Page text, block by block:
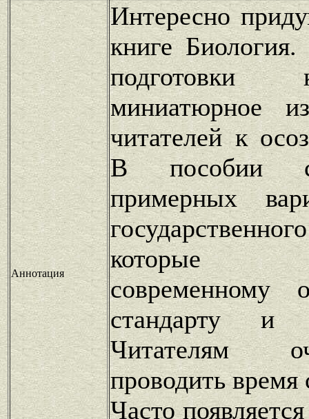
Аннотация
Интересно
книге Биология.
подготовки
миниатюрное
читателей к
В пособии
примерных
которые
современному
стандарту и
Читателям
проводить время
Часто